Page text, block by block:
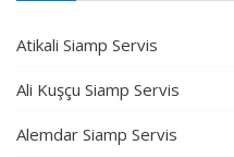
Atikali Siamp Servis
Ali Kuşçu Siamp Servis
Alemdar Siamp Servis